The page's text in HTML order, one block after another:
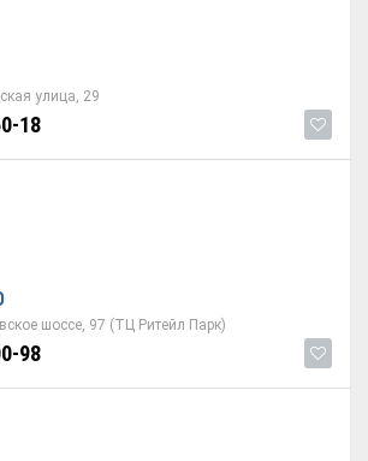
улица, 29
18
шоссе, 97 (ТЦ Ритейл Парк)
98